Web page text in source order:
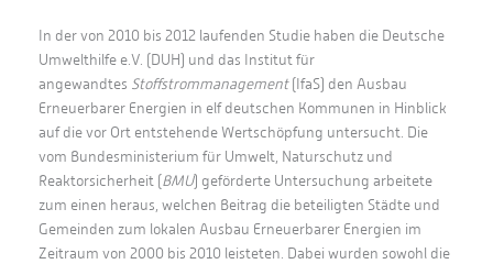
In der von 2010 bis 2012 laufenden Studie haben die Deutsche
Umwelthilfe e.V. (DUH) und das Institut für
angewandtes Stoffstrommanagement(IfaS) den Ausbau
Erneuerbarer Energien in elf deutschen Kommunen in Hinblick
auf die vor Ort entstehende Wertschöpfung untersucht. Die
vom Bundesministerium für Umwelt, Naturschutz und
Reaktorsicherheit (BMU) geförderte Untersuchung arbeitete
zum einen heraus, welchen Beitrag die beteiligten Städte und
Gemeinden zum lokalen Ausbau Erneuerbarer Energien im
Zeitraum von 2000 bis 2010 leisteten. Dabei wurden sowohl die